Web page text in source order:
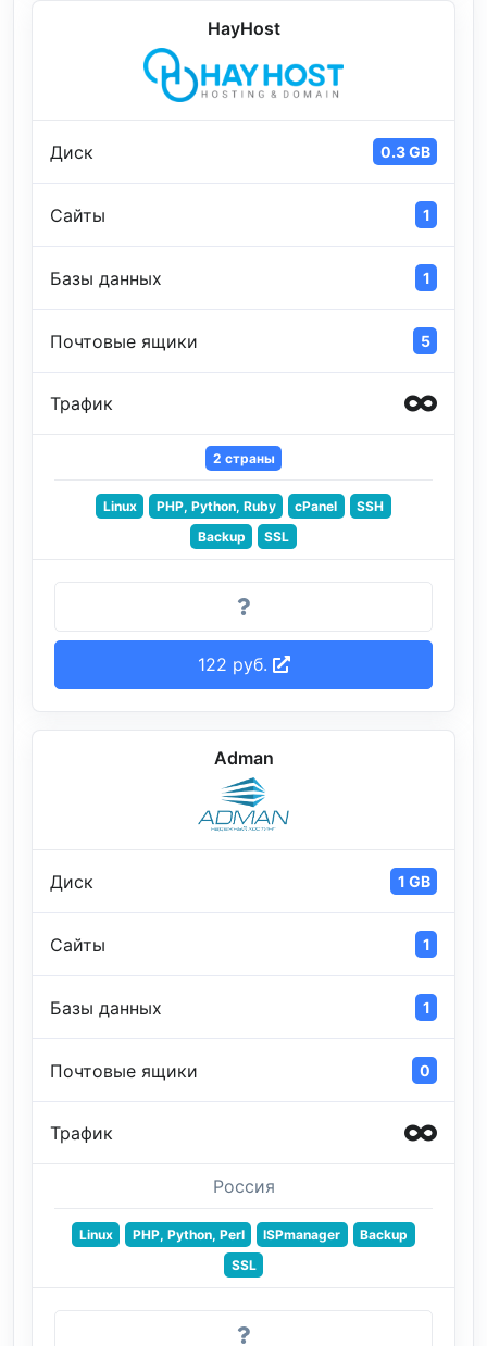
HayHost
Диск 0.3 GB
Сайты 1
Базы данных 1
Почтовые ящики 5
Трафик
2 страны
Linux PHP, Python, Ruby cPanel
SSH
Backup
SSL
122 руб.
Adman
Диск 1 GB
Сайты 1
Базы данных 1
Почтовые ящики 0
Трафик
Россия
Linux PHP, Python, Perl ISPmanager
Backup
SSL